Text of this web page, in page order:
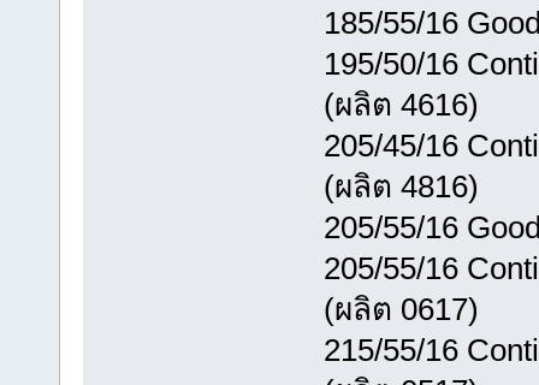
185/55/16
195/50/16
(ผลิต 4616)
205/45/16
(ผลิต 4816)
205/55/16
205/55/16
(ผลิต 0617)
215/55/16